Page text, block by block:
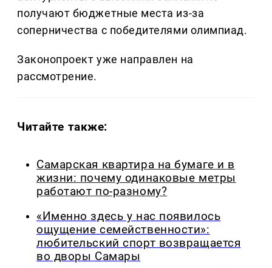
получают бюджетные места из-за
соперничества с победителями олимпиад.
Законопроект уже направлен на
рассмотрение.
Читайте также:
Самарская квартира на бумаге и в
жизни: почему одинаковые метры
работают по-разному?
«Именно здесь у нас появилось
ощущение семейственности»:
любительский спорт возвращается
во дворы Самары